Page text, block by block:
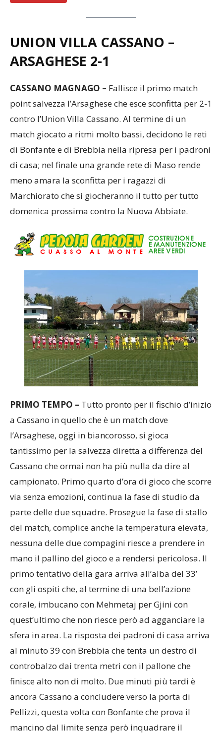
UNION VILLA CASSANO –
ARSAGHESE 2-1
CASSANO MAGNAGO – Fallisce il primo match
point salvezza l’Arsaghese che esce sconfitta per 2-1
contro l’Union Villa Cassano. Al termine di un
match giocato a ritmi molto bassi, decidono le reti
di Bonfante e di Brebbia nella ripresa per i padroni
di casa; nel finale una grande rete di Maso rende
meno amara la sconfitta per i ragazzi di
Marchiorato che si giocheranno il tutto per tutto
domenica prossima contro la Nuova Abbiate.
PRIMO TEMPO – Tutto pronto per il fischio d’inizio
a Cassano in quello che è un match dove
l’Arsaghese, oggi in biancorosso, si gioca
tantissimo per la salvezza diretta a differenza del
Cassano che ormai non ha più nulla da dire al
campionato. Primo quarto d’ora di gioco che scorre
via senza emozioni, continua la fase di studio da
parte delle due squadre. Prosegue la fase di stallo
del match, complice anche la temperatura elevata,
nessuna delle due compagini riesce a prendere in
mano il pallino del gioco e a rendersi pericolosa. Il
primo tentativo della gara arriva all’alba del 33’
con gli ospiti che, al termine di una bell’azione
corale, imbucano con Mehmetaj per Gjini con
quest’ultimo che non riesce però ad agganciare la
sfera in area. La risposta dei padroni di casa arriva
al minuto 39 con Brebbia che tenta un destro di
controbalzo dai trenta metri con il pallone che
finisce alto non di molto. Due minuti più tardi è
ancora Cassano a concludere verso la porta di
Pellizzi, questa volta con Bonfante che prova il
mancino dal limite senza però inquadrare il